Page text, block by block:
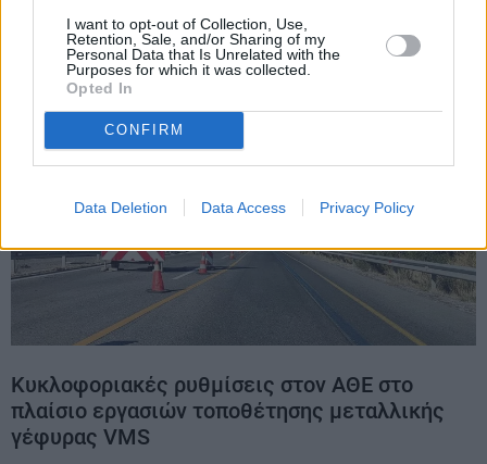
I want to opt-out of Collection, Use,
Retention, Sale, and/or Sharing of my
Personal Data that Is Unrelated with the
Purposes for which it was collected.
Opted In
CONFIRM
Data Deletion Data Access Privacy Policy
Βαρυπόμπης
Κυκλοφοριακές ρυθμίσεις στον ΑΘΕ στο
πλαίσιο εργασιών τοποθέτησης μεταλλικής
γέφυρας VMS